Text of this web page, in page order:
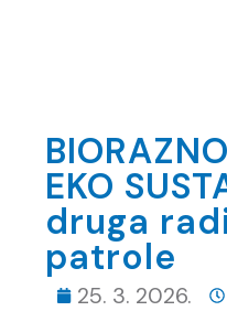
EKO
druga
patrole
25. 3. 2026.